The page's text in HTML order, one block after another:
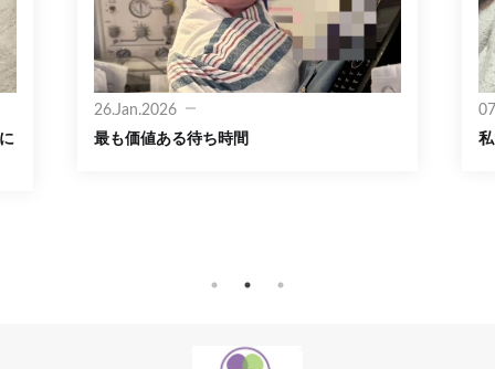
26.Jan.2026
最も価値ある待ち時間